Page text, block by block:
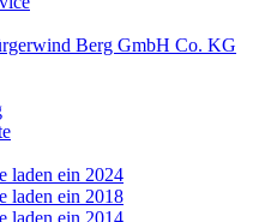
Berg GmbH Co. KG
laden ein 2024
laden ein 2018
laden ein 2014